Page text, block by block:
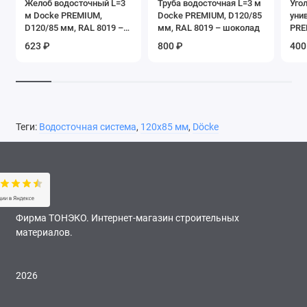
Желоб водосточный L=3
м Docke PREMIUM,
D120/85 мм, RAL 8019 –
шоколад
623 ₽
Труба водосточная L=3 м
Docke PREMIUM, D120/85
мм, RAL 8019 – шоколад
800 ₽
Теги: Водосточная система, 120х85 мм, Döcke
Фирма ТОНЭКО. Интернет-магазин строительных
материалов.
2026